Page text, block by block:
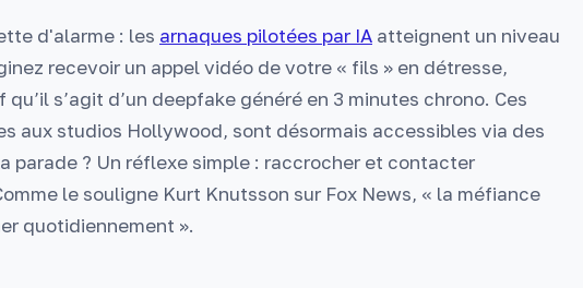
d'alarme : les arnaques pilotées par IA atteignent un niveau
recevoir un appel vidéo de votre « fils » en détresse,
s’agit d’un deepfake généré en 3 minutes chrono. Ces
aux studios Hollywood, sont désormais accessibles via des
parade ? Un réflexe simple : raccrocher et contacter
le souligne Kurt Knutsson sur Fox News, « la méfiance
quotidiennement ».